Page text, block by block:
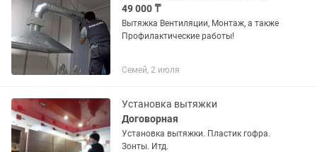
49 000 ₸
Вытяжка Вентиляции, Монтаж, а также
Профилактические работы!
Семей, 2 июля
Установка вытяжки
Договорная
Установка вытяжки. Пластик гофра.
Зонты. Итд.